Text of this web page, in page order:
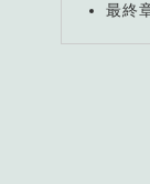
最終